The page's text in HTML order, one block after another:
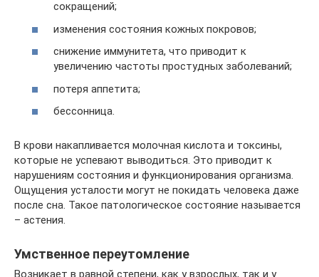
сокращений;
изменения состояния кожных покровов;
снижение иммунитета, что приводит к
увеличению частоты простудных заболеваний;
потеря аппетита;
бессонница.
В крови накапливается молочная кислота и токсины,
которые не успевают выводиться. Это приводит к
нарушениям состояния и функционирования организма.
Ощущения усталости могут не покидать человека даже
после сна. Такое патологическое состояние называется
– астения.
Умственное переутомление
Возникает в равной степени, как у взрослых, так и у